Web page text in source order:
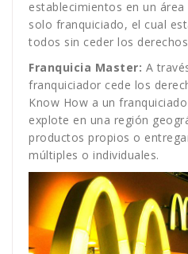
establecimientos en un
solo franquiciado, el cual
todos sin ceder los
Franquicia Master: A
franquiciador cede los
Know How a un
explote en una región
productos propios o
múltiples o individuales.